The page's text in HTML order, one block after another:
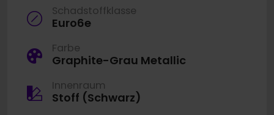
Schadstoffklasse
Euro6e
Farbe
Graphite-Grau Metallic
Innenraum
Stoff (Schwarz)